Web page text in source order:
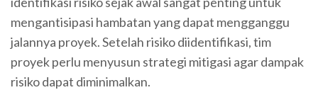
mengantisipasi hambatan yang dapat mengganggu
jalannya proyek. Setelah risiko diidentifikasi, tim
proyek perlu menyusun strategi mitigasi agar dampak
risiko dapat diminimalkan.